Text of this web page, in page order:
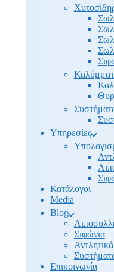
Υπηρεσίες
Κατάλογοι
Media
Βlog
Σιφώνια
Επικοινωνία